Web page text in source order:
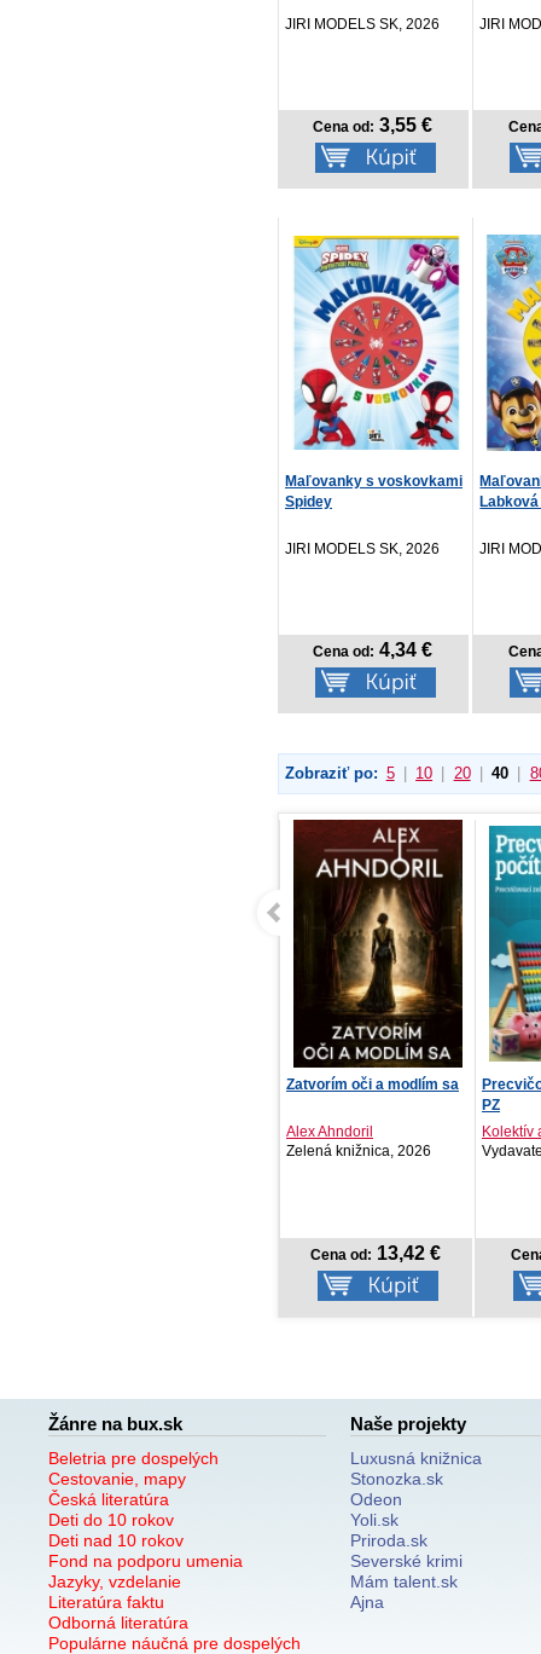
JIRI MODELS SK, 2026
Cena od: 3,55 €
JIRI
Maľovanky s voskovkami
Spidey
JIRI MODELS SK, 2026
Cena od: 4,34 €
JIRI
Zobraziť po: 5 10 20 40
Precvičovanie počítania 4
Kolektív autorov
Vydavateľstvo T..., 2026
Cena od: 4,28 €
Mé
Jude
Žánre na bux.sk
Beletria pre dospelých
Cestovanie, mapy
Česká literatúra
Deti do 10 rokov
Deti nad 10 rokov
Fond na podporu umenia
Jazyky, vzdelanie
Literatúra faktu
Odborná literatúra
Populárne náučná pre dospelých
Naše projekty
Luxusná knižnica
Stonozka.sk
Odeon
Yoli.sk
Priroda.sk
Severské krimi
Mám talent.sk
Ajna